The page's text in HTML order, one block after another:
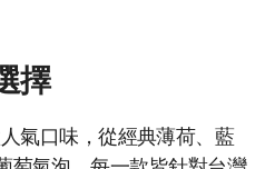
擇
氣口味，從經典薄荷、藍